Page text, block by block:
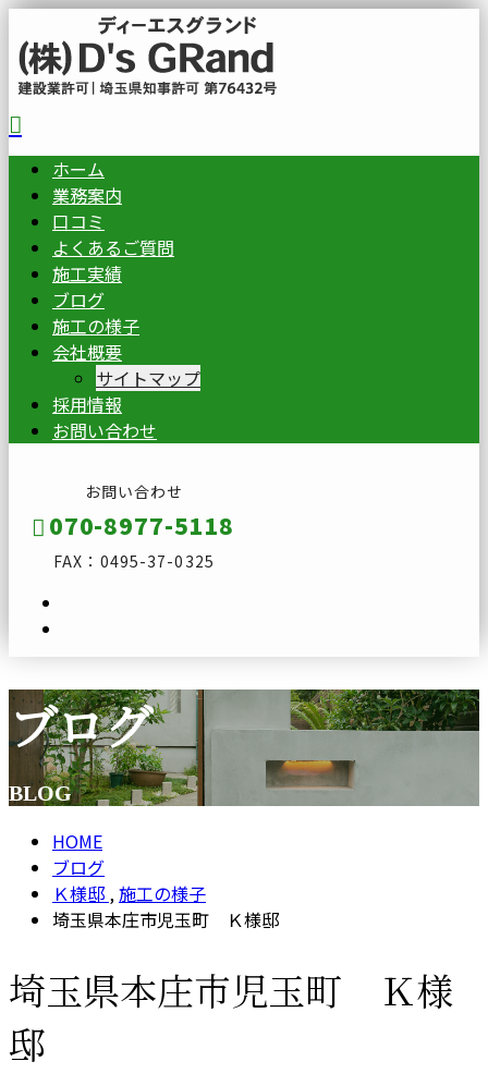
ホーム
業務案内
口コミ
よくあるご質問
施工実績
ブログ
施工の様子
会社概要
サイトマップ
採用情報
お問い合わせ
お問い合わせ
070-8977-5118
FAX：0495-37-0325
メールフォーム
ブログ
BLOG
HOME
ブログ
Ｋ様邸 ,施工の様子
埼玉県本庄市児玉町 Ｋ様邸
埼玉県本庄市児玉町 Ｋ様
邸